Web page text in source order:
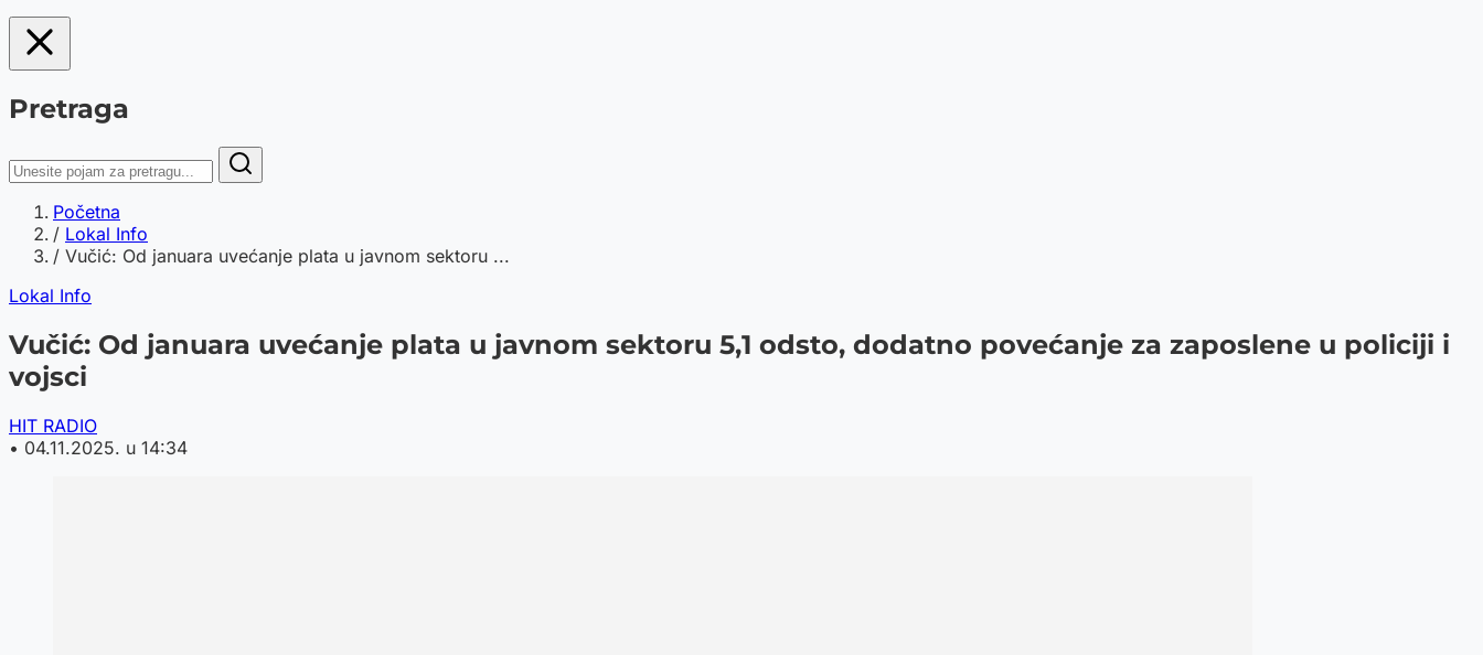
Pretraga
Početna
/ Lokal Info
/ Vučić: Od januara uvećanje plata u javnom sektoru ...
Lokal Info
Vučić: Od januara uvećanje plata u javnom sektoru 5,1 odsto, dodatno povećanje za zaposlene u policiji i
vojsci
HIT RADIO
• 04.11.2025. u 14:34